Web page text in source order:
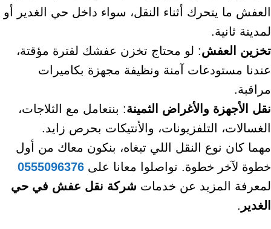
العفش ما يتحرك أثناء النقل، سواء داخل حي الغدير أو
لمدينة ثانية.
تخزين العفش: لو محتاج تخزن عفشك لفترة مؤقتة،
عندنا مستودعات آمنة ونظيفة مجهزة بكاميرات
مراقبة.
نقل الأجهزة والأغراض الثمينة: بنتعامل مع الثلاجات،
الغسالات، التلفزيونات، والأنتيكات بحرص زايد.
مهما كان نوع النقل اللي تبغاه، بنكون معاك من أول
خطوة لآخر خطوة. تواصلوا معانا على 0555096376
لمعرفة المزيد عن خدمات شركة نقل عفش في حي
الغدير .